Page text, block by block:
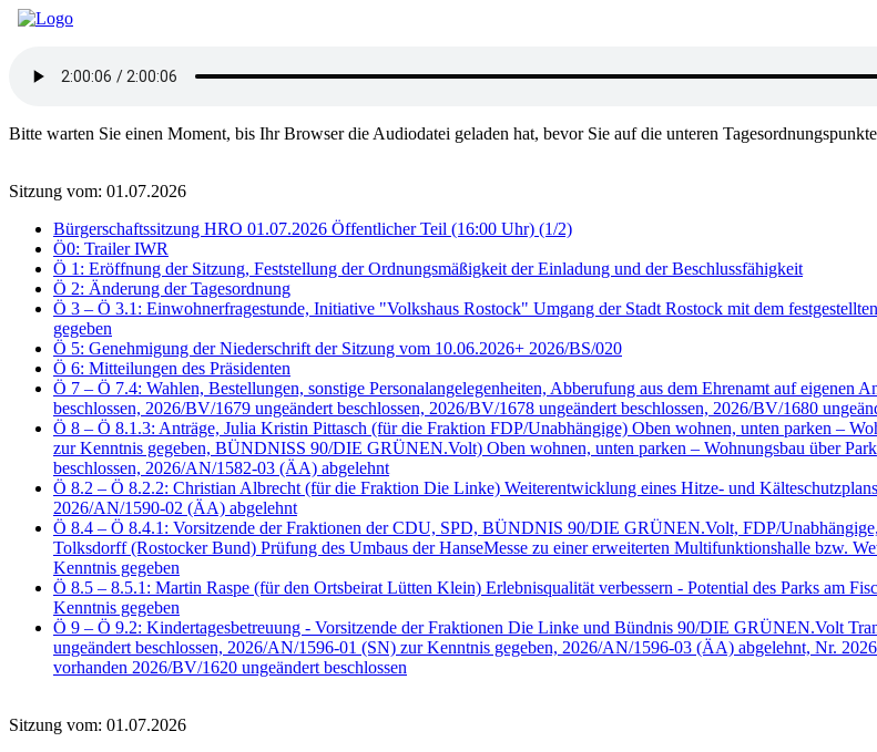
Bitte warten Sie einen Moment, bis Ihr Browser die Audiodatei geladen hat, bevor Sie auf die unteren
Sitzung vom: 01.07.2026
Bürgerschaftssitzung HRO 01.07.2026 Öffentlicher Teil (16:00 Uhr) (1/2)
Ö0: Trailer IWR
Ö 1: Eröffnung der Sitzung, Feststellung der Ordnungsmäßigkeit der Einladung und der Beschlussfähigkeit
Ö 2: Änderung der Tagesordnung
Ö 3 – Ö 3.1: Einwohnerfragestunde, Initiative "Volkshaus Rostock" Umgang der Stadt Rostock mit dem
gegeben
Ö 5: Genehmigung der Niederschrift der Sitzung vom 10.06.2026+ 2026/BS/020
Ö 6: Mitteilungen des Präsidenten
Ö 7 – Ö 7.4: Wahlen, Bestellungen, sonstige Personalangelegenheiten, Abberufung aus dem Ehrenamt auf eigenen
beschlossen, 2026/BV/1679 ungeändert beschlossen, 2026/BV/1678 ungeändert beschlossen, 2026/BV/1680
Ö 8 – Ö 8.1.3: Anträge, Julia Kristin Pittasch (für die Fraktion FDP/Unabhängige) Oben wohnen, unten parken –
zur Kenntnis gegeben, BÜNDNISS 90/DIE GRÜNEN.Volt) Oben wohnen, unten parken – Wohnungsbau über
beschlossen, 2026/AN/1582-03 (ÄA) abgelehnt
Ö 8.2 – Ö 8.2.2: Christian Albrecht (für die Fraktion Die Linke) Weiterentwicklung eines Hitze- und
2026/AN/1590-02 (ÄA) abgelehnt
Ö 8.4 – Ö 8.4.1: Vorsitzende der Fraktionen der CDU, SPD, BÜNDNIS 90/DIE GRÜNEN.Volt, FDP/
Tolksdorff (Rostocker Bund) Prüfung des Umbaus der HanseMesse zu einer erweiterten Multifunktionshalle bzw.
Kenntnis gegeben
Ö 8.5 – 8.5.1: Martin Raspe (für den Ortsbeirat Lütten Klein) Erlebnisqualität verbessern - Potential des Parks am
Kenntnis gegeben
Ö 9 – Ö 9.2: Kindertagesbetreuung - Vorsitzende der Fraktionen Die Linke und Bündnis 90/DIE GRÜNEN.Volt
ungeändert beschlossen, 2026/AN/1596-01 (SN) zur Kenntnis gegeben, 2026/AN/1596-03 (ÄA) abgelehnt, Nr.
vorhanden 2026/BV/1620 ungeändert beschlossen
Sitzung vom: 01.07.2026